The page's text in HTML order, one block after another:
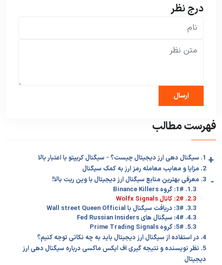
درج نظر
فهرست مطالب
1. سیگنال دهی ارز دیجیتال چیست؟ - سیگنال کریپتو با اعتبار بالا +
2. مزایا و معایب معامله رمز ارز به کمک سیگنال
3. معرفی بهترین منابع سیگنال ارز دیجیتال با وین ریت بالا! -
1.3. 1#: گروه Binance Killers
2.3. 2#: کانال Wolfx Signals
3.3. 3#: دریافت سیگنال با Wall street Queen Official
4.3. 4#: سیگنال های Fed Russian Insiders
5.3. 5#: گروه Prime Trading Signals
4. در استفاده از سیگنال ارز دیجیتال باید به چه نکاتی توجه کنیم؟
5. نظر نویسنده و نتیجه گیری اف ایکس ماکسی درباره سیگنال دهی ارز
دیجیتال